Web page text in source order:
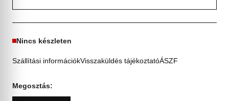
Nincs készleten
Szállítási információkVisszaküldés tájékoztatóÁSZF
Megosztás: